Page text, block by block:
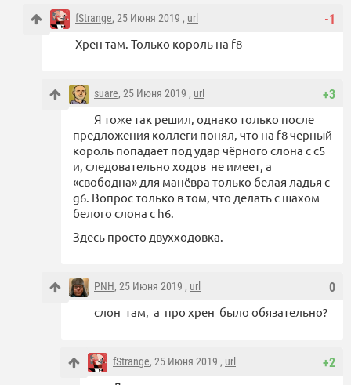
-1
fStrange, 25 Июня 2019 , url
Хрен там. Только король на f8
+3
suare, 25 Июня 2019 , url
Я тоже так решил, однако только после
предложения коллеги понял, что на f8 черный
король попадает под удар чёрного слона с с5
и, следовательно ходов не имеет, а
«свободна» для манёвра только белая ладья с
g6. Вопрос только в том, что делать с шахом
белого слона с h6.
Здесь просто двухходовка.
0
PNH, 25 Июня 2019 , url
слон там, а про хрен было обязательно?
+2
fStrange, 25 Июня 2019 , url